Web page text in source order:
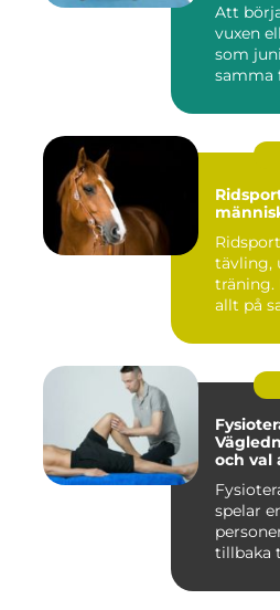
Att
vuxen
som
samma
Ridsport samspelet
tävling,
träning.
allt på
och val
spelar
tillbaka